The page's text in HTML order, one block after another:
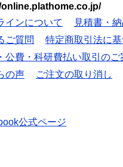
online.plathome.co.jp/
インについて
見積書・
ご質問
特定商取引法に
公費・科研費払い取引のご
の声 ご注文の取り消し
公式ページ